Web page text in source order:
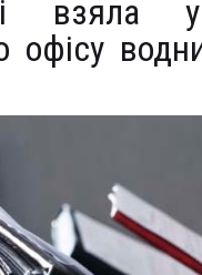
взяла
офісу